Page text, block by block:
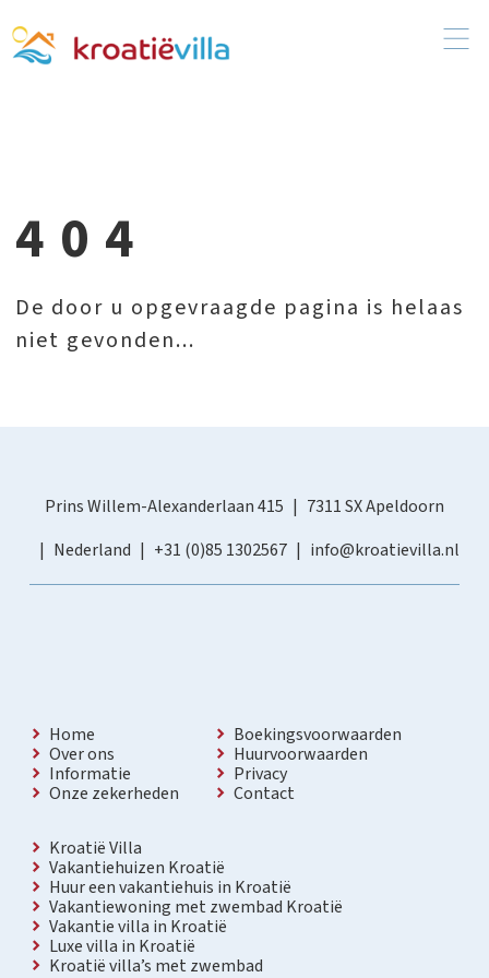
404
De door u opgevraagde pagina is helaas
niet gevonden...
Prins Willem-Alexanderlaan 415
7311 SX Apeldoorn
Nederland
+31 (0)85 1302567 info@kroatievilla.nl
Home
Over ons
Informatie
Onze zekerheden
Boekingsvoorwaarden
Huurvoorwaarden
Privacy
Contact
Kroatië Villa
Vakantiehuizen Kroatië
Huur een vakantiehuis in Kroatië
Vakantiewoning met zwembad Kroatië
Vakantie villa in Kroatië
Luxe villa in Kroatië
Kroatië villa’s met zwembad